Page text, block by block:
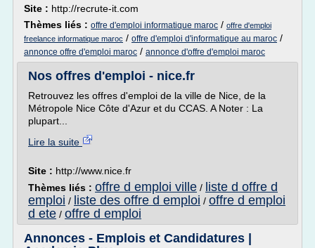
Site : http://recrute-it.com
Thèmes liés : offre d'emploi informatique maroc / offre d'emploi
freelance informatique maroc / offre d'emploi d'informatique au maroc /
annonce offre d'emploi maroc / annonce d'offre d'emploi maroc
Nos offres d'emploi - nice.fr
Retrouvez les offres d'emploi de la ville de Nice, de la
Métropole Nice Côte d'Azur et du CCAS. A Noter : La
plupart...
Lire la suite
Site : http://www.nice.fr
Thèmes liés : offre d emploi ville / liste d offre d
emploi / liste des offre d emploi / offre d emploi
d ete / offre d emploi
Annonces - Emplois et Candidatures |